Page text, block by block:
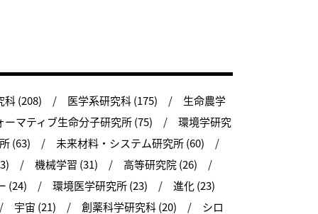
科 (208) 医学系研究科 (175)
生命農学
ーマティブ生命分子研究所 (75)
環境学研究
(63)
未来材料・システム研究所 (60)
機械学習 (31)
高等研究院 (26)
(24)
環境医学研究所 (23)
進化 (23)
宇宙 (21)
創薬科学研究科 (20)
シロ